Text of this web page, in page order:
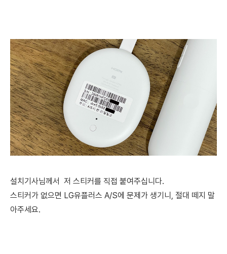
설치기사님께서 저 스티커를 직접 붙여주십니다.
스티커가 없으면 LG유플러스 A/S에 문제가 생기니, 절대 떼지 말
아주세요.